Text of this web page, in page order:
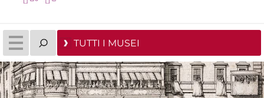
TUTTI I MUSEI